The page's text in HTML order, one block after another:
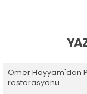
Ömer Hayyam'dan
restorasyonu